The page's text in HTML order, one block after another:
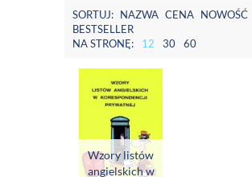
SORTUJ: NAZWA CENA NOWOŚĆ
BESTSELLER
NA STRONĘ:
12 30 60
Wzory listów
angielskich w